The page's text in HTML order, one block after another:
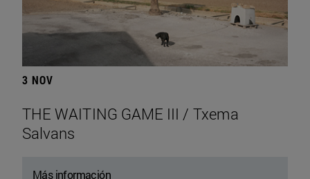
3 NOV
THE WAITING GAME III / Txema
Salvans
Más información